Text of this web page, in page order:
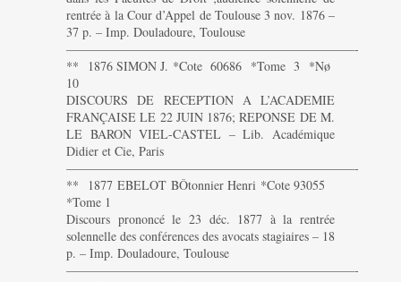
rentrée à la Cour d’Appel de Toulouse 3 nov. 1876 –
37 p. – Imp. Douladoure, Toulouse
———————————————————————-
** 1876 SIMON J. *Cote 60686 *Tome 3 *Nø
10
DISCOURS DE RECEPTION A L’ACADEMIE
FRANÇAISE LE 22 JUIN 1876; REPONSE DE M.
LE BARON VIEL-CASTEL – Lib. Académique
Didier et Cie, Paris
———————————————————————-
** 1877 EBELOT BÔtonnier Henri *Cote 93055
*Tome 1
Discours prononcé le 23 déc. 1877 à la rentrée
solennelle des conférences des avocats stagiaires – 18
p. – Imp. Douladoure, Toulouse
———————————————————————-